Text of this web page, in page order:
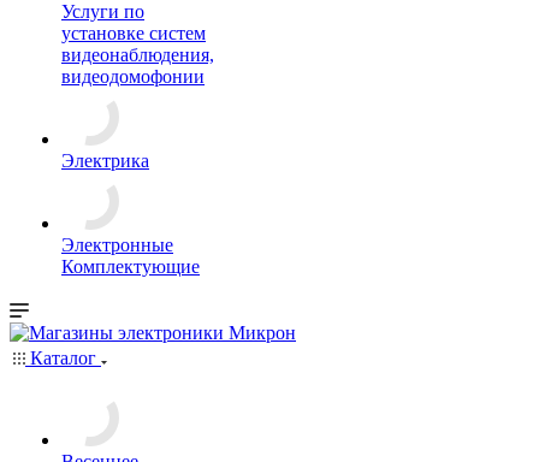
Услуги по
установке систем
видеонаблюдения,
видеодомофонии
Электрика
Электронные
Комплектующие
Каталог